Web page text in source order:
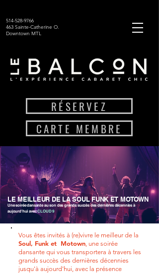
514-528-9766
463 Sainte-Catherine O.
Downtown MTL
RÉSERVEZ
CARTE MEMBRE
LE MEILLEUR DE LA SOUL FUNK ET MOTOWN
Une soirée dansante au son des grands succès des dernières décennies à
aujourd'hui avecCLOUD 9
Vous êtes invités à (re)vivre le meilleur de la
Soul, Funk et Motown, une soirée
dansante qui vous transportera à travers les
grands succès des dernières décennies
jusqu'à aujourd'hui, avec la présence